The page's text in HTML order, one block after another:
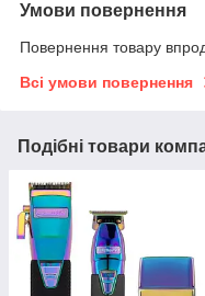
Умови повернення
Повернення товару
Всі умови повернення
Подібні товари